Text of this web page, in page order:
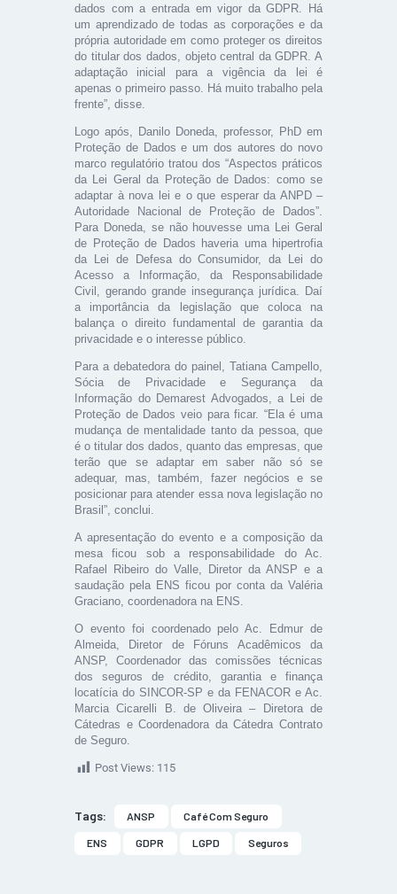
dados com a entrada em vigor da GDPR. Há
um aprendizado de todas as corporações e da
própria autoridade em como proteger os direitos
do titular dos dados, objeto central da GDPR. A
adaptação inicial para a vigência da lei é
apenas o primeiro passo. Há muito trabalho pela
frente”, disse.
Logo após, Danilo Doneda, professor, PhD em
Proteção de Dados e um dos autores do novo
marco regulatório tratou dos “Aspectos práticos
da Lei Geral da Proteção de Dados: como se
adaptar à nova lei e o que esperar da ANPD –
Autoridade Nacional de Proteção de Dados”.
Para Doneda, se não houvesse uma Lei Geral
de Proteção de Dados haveria uma hipertrofia
da Lei de Defesa do Consumidor, da Lei do
Acesso a Informação, da Responsabilidade
Civil, gerando grande insegurança jurídica. Daí
a importância da legislação que coloca na
balança o direito fundamental de garantia da
privacidade e o interesse público.
Para a debatedora do painel, Tatiana Campello,
Sócia de Privacidade e Segurança da
Informação do Demarest Advogados, a Lei de
Proteção de Dados veio para ficar. “Ela é uma
mudança de mentalidade tanto da pessoa, que
é o titular dos dados, quanto das empresas, que
terão que se adaptar em saber não só se
adequar, mas, também, fazer negócios e se
posicionar para atender essa nova legislação no
Brasil”, conclui.
A apresentação do evento e a composição da
mesa ficou sob a responsabilidade do Ac.
Rafael Ribeiro do Valle, Diretor da ANSP e a
saudação pela ENS ficou por conta da Valéria
Graciano, coordenadora na ENS.
O evento foi coordenado pelo Ac. Edmur de
Almeida, Diretor de Fóruns Acadêmicos da
ANSP, Coordenador das comissões técnicas
dos seguros de crédito, garantia e finança
locatícia do SINCOR-SP e da FENACOR e Ac.
Marcia Cicarelli B. de Oliveira – Diretora de
Cátedras e Coordenadora da Cátedra Contrato
de Seguro.
Post Views: 115
Tags: ANSP Café Com Seguro
ENS GDPR LGPD Seguros